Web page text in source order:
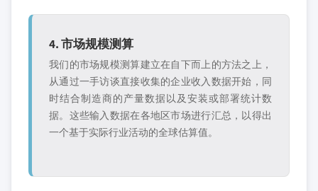
4. 市场规模测算
我们的市场规模测算建立在自下而上的方法之上，
从通过一手访谈直接收集的企业收入数据开始，同
时结合制造商的产量数据以及安装或部署统计数
据。这些输入数据在各地区市场进行汇总，以得出
一个基于实际行业活动的全球估算值。